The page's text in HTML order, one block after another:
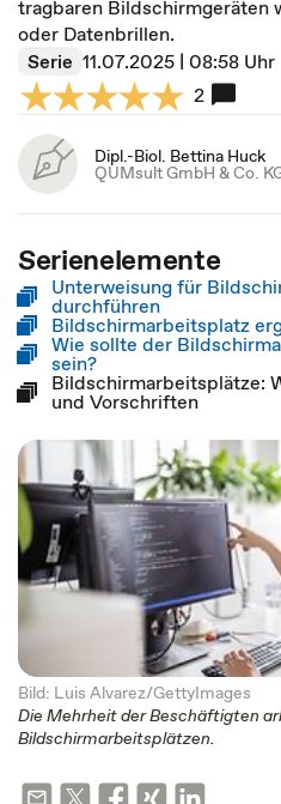
tragbaren Bildschirmgeräten
oder Datenbrillen.
Serie 11.07.2025 | 08:58 Uhr
2
Dipl.-Biol. Bettina Huck
QUMsult GmbH & Co.
Serienelemente
Unterweisung für
durchführen
Bildschirmarbeitsplatz
Wie sollte der
sein?
Bildschirmarbeitsplätze:
und Vorschriften
Bild: Luis Alvarez/GettyImages
Die Mehrheit der Beschäftigten
Bildschirmarbeitsplätzen.